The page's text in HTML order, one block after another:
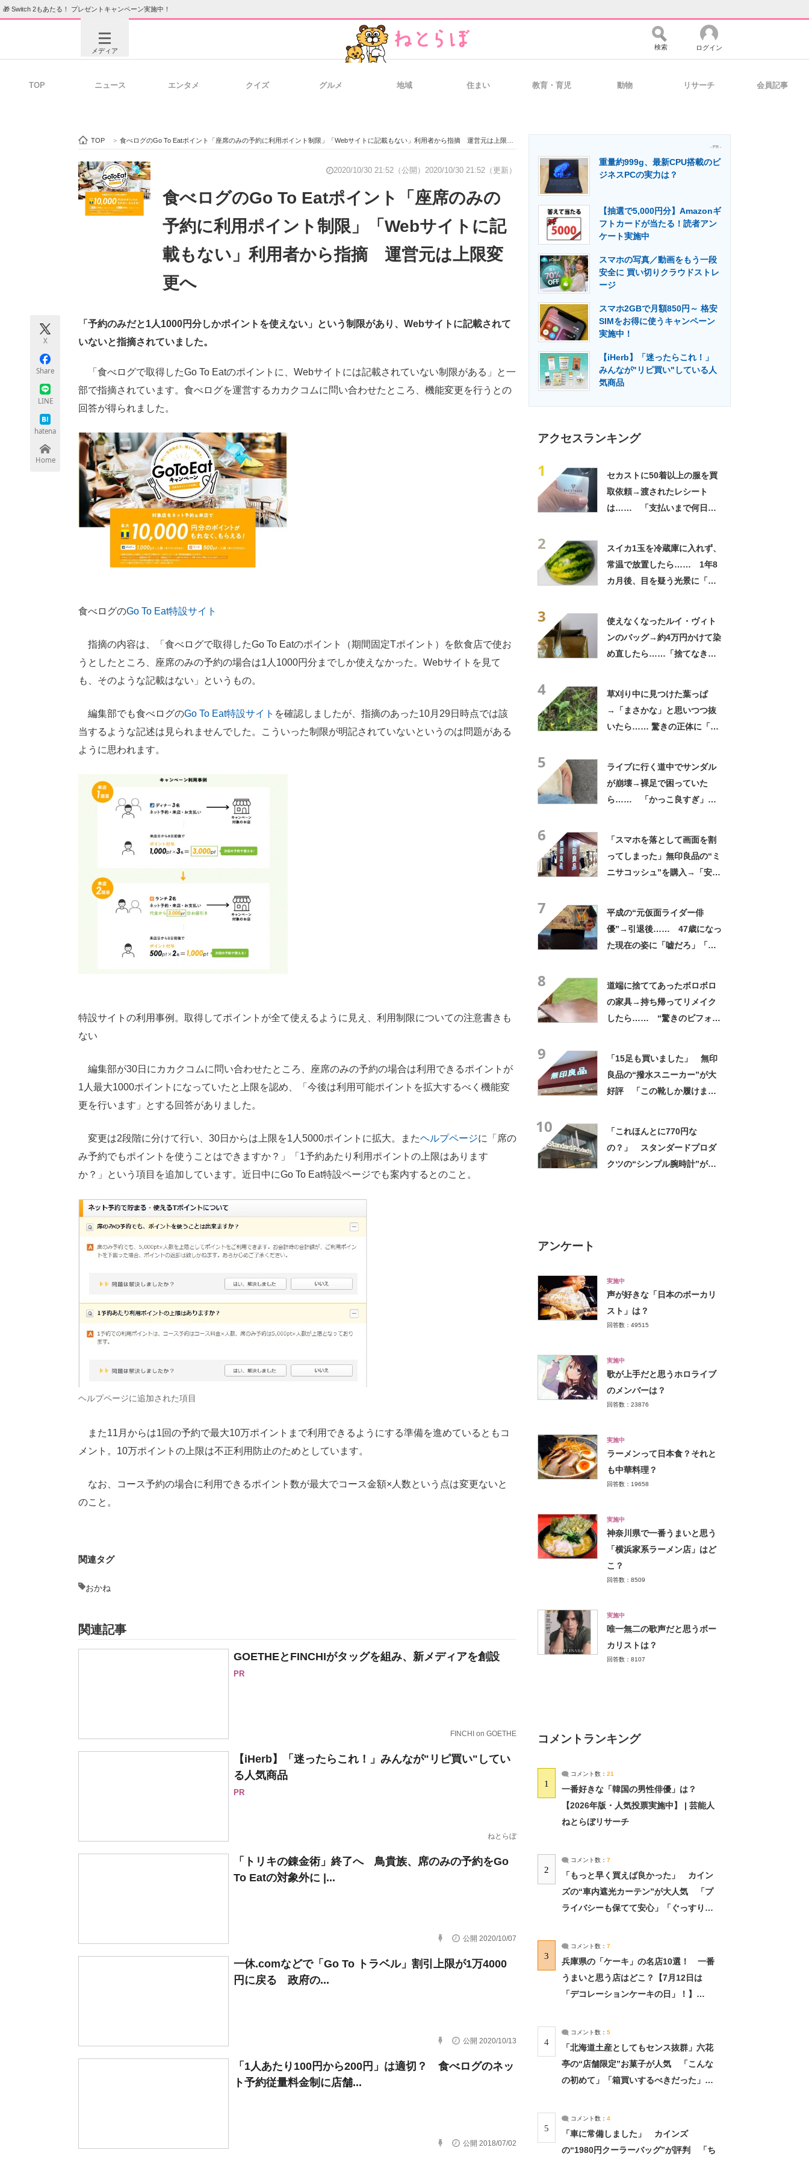
🎁 Switch 2もあたる！ プレゼントキャンペーン実施中！
メディア
ビジネスと働き方のヒント 経営リーダーのコミュニティ マーケ×ITの今がよく分かる
ITエンジニア向け専門サイト 企業向けIT製品の総合サイト IT製品の技術・比較・事例 製造業のIT導入・活用を支援
モノづくり技術者専門サイト エネルギーの専門メディア 建設×テクノロジーの最前線
ちょっと気になるネットの話題
検索 ログイン
TOP ニュース エンタメ クイズ グルメ 地域 住まい 教育・育児 動物 リサーチ 会員記事
TOP > 食べログのGo To Eatポイント「座席のみの予約に利用ポイント制限」「Webサイトに記載もない」利用者から指摘 運営元は上限変更へ
2020/10/30 21:52（公開） 2020/10/30 21:52（更新）
食べログのGo To Eatポイント「座席のみの
予約に利用ポイント制限」「Webサイトに記
載もない」利用者から指摘 運営元は上限変
更へ
X
Share
LINE
hatena
Home
「予約のみだと1人1000円分しかポイントを使えない」という制限があり、Webサイトに記載されて
いないと指摘されていました。
「食べログで取得したGo To Eatのポイントに、Webサイトには記載されていない制限がある」と一
部で指摘されています。食べログを運営するカカクコムに問い合わせたところ、機能変更を行うとの
回答が得られました。
食べログのGo To Eat特設サイト
指摘の内容は、「食べログで取得したGo To Eatのポイント（期間固定Tポイント）を飲食店で使お
うとしたところ、座席のみの予約の場合は1人1000円分までしか使えなかった。Webサイトを見て
も、そのような記載はない」というもの。
編集部でも食べログのGo To Eat特設サイト を確認しましたが、指摘のあった10月29日時点では該
当するような記述は見られませんでした。こういった制限が明記されていないというのは問題がある
ように思われます。
特設サイトの利用事例。取得してポイントが全て使えるように見え、利用制限についての注意書きも
ない
編集部が30日にカカクコムに問い合わせたところ、座席のみの予約の場合は利用できるポイントが
1人最大1000ポイントになっていたと上限を認め、「今後は利用可能ポイントを拡大するべく機能変
更を行います」とする回答がありました。
変更は2段階に分けて行い、30日からは上限を1人5000ポイントに拡大。またヘルプページに「席の
み予約でもポイントを使うことはできますか？」「1予約あたり利用ポイントの上限はあります
か？」という項目を追加しています。近日中にGo To Eat特設ページでも案内するとのこと。
ヘルプページに追加された項目
また11月からは1回の予約で最大10万ポイントまで利用できるようにする準備を進めているともコ
メント。10万ポイントの上限は不正利用防止のためとしています。
なお、コース予約の場合に利用できるポイント数が最大でコース金額×人数という点は変更ないと
のこと。
関連タグ
おかね
関連記事
GOETHEとFINCHIがタッグを組み、新メディアを創設
PR
FINCHI on GOETHE
【iHerb】「迷ったらこれ！」みんなが"リピ買い"してい
る人気商品
PR
ねとらぼ
「トリキの錬金術」終了へ 鳥貴族、席のみの予約をGo
To Eatの対象外に |...
公開 2020/10/07
一休.comなどで「Go To トラベル」割引上限が1万4000
円に戻る 政府の...
公開 2020/10/13
「1人あたり100円から200円」は適切？ 食べログのネッ
ト予約従量料金制に店舗...
公開 2018/07/02
- PR -
重量約999g、最新CPU搭載のビ
ジネスPCの実力は？
【抽選で5,000円分】Amazonギ
フトカードが当たる！読者アン
ケート実施中
スマホの写真／動画をもう一段
安全に 買い切りクラウドストレ
ージ
スマホ2GBで月額850円～ 格安
SIMをお得に使うキャンペーン
実施中！
【iHerb】「迷ったらこれ！」
みんなが"リピ買い"している人
気商品
アクセスランキング
1
セカストに50着以上の服を買
取依頼→渡されたレシート
は…… 「支払いまで何日か
2
スイカ1玉を冷蔵庫に入れず、
常温で放置したら…… 1年8
カ月後、目を疑う光景に「ヤ
3
使えなくなったルイ・ヴィト
ンのバッグ→約4万円かけて染
め直したら……「捨てなきゃ
4
草刈り中に見つけた葉っぱ
→「まさかな」と思いつつ抜
いたら…… 驚きの正体に「お
5
ライブに行く道中でサンダル
が崩壊→裸足で困っていた
ら…… 「かっこ良すぎ」ま
6
「スマホを落として画面を割
ってしまった」無印良品の“ミ
ニサコッシュ”を購入→「安心
7
平成の“元仮面ライダー俳
優”→引退後…… 47歳になっ
た現在の姿に「嘘だろ」「声
8
道端に捨ててあったボロボロ
の家具→持ち帰ってリメイク
したら…… “驚きのビフォー
9
「15足も買いました」 無印
良品の“撥水スニーカー”が大
好評 「この靴しか履けませ
10
「これほんとに770円な
の？」 スタンダードプロダ
クツの“シンプル腕時計”が大
アンケート
実施中
声が好きな「日本のボーカリ
スト」は？
回答数：49515
実施中
歌が上手だと思うホロライブ
のメンバーは？
回答数：23876
実施中
ラーメンって日本食？それと
も中華料理？
回答数：19658
実施中
神奈川県で一番うまいと思う
「横浜家系ラーメン店」はど
こ？
回答数：8509
実施中
唯一無二の歌声だと思うボー
カリストは？
回答数：8107
コメントランキング
1
コメント数： 21
一番好きな「韓国の男性俳優」は？
【2026年版・人気投票実施中】 | 芸能人
ねとらぼリサーチ
2
コメント数： 7
「もっと早く買えば良かった」 カイン
ズの“車内遮光カーテン”が大人気 「プ
ライバシーも保てて安心」「ぐっすり眠
3
コメント数： 7
兵庫県の「ケーキ」の名店10選！ 一番
うまいと思う店はどこ？【7月12日は
「デコレーションケーキの日」！】
4
コメント数： 5
「北海道土産としてもセンス抜群」六花
亭の“店舗限定”お菓子が人気 「こんな
の初めて」「箱買いするべきだった」
5
コメント数： 4
「車に常備しました」 カインズ
の“1980円クーラーバッグ”が評判 「ち